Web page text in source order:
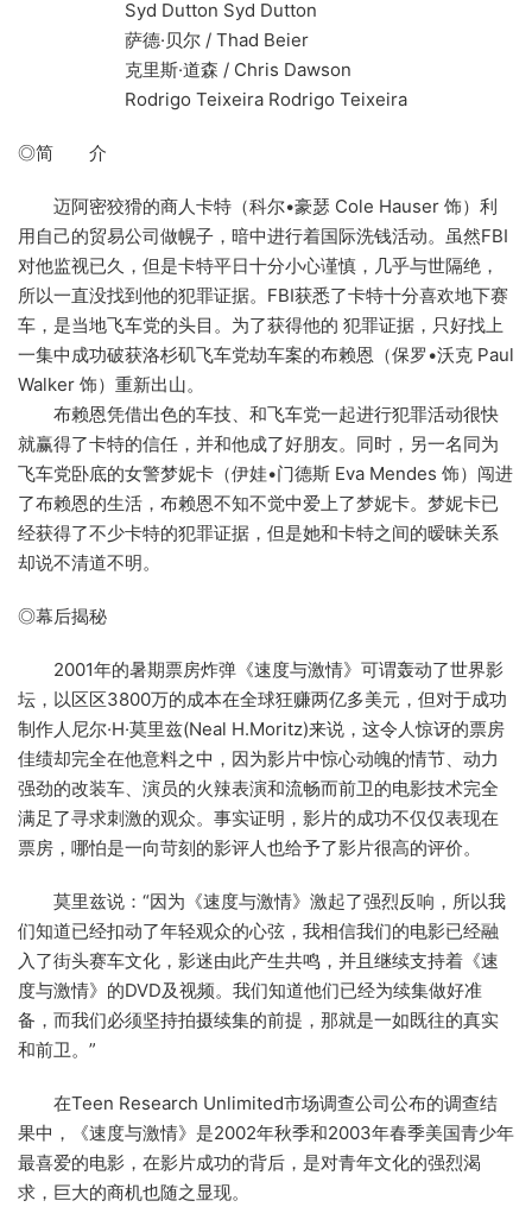
Syd Dutton Syd Dutton
萨德·贝尔 / Thad Beier
克里斯·道森 / Chris Dawson
Rodrigo Teixeira Rodrigo Teixeira
◎简 介
迈阿密狡猾的商人卡特（科尔•豪瑟 Cole Hauser 饰）利
用自己的贸易公司做幌子，暗中进行着国际洗钱活动。虽然FBI
对他监视已久，但是卡特平日十分小心谨慎，几乎与世隔绝，
所以一直没找到他的犯罪证据。FBI获悉了卡特十分喜欢地下赛
车，是当地飞车党的头目。为了获得他的 犯罪证据，只好找上
一集中成功破获洛杉矶飞车党劫车案的布赖恩（保罗•沃克 Paul
Walker 饰）重新出山。
布赖恩凭借出色的车技、和飞车党一起进行犯罪活动很快
就赢得了卡特的信任，并和他成了好朋友。同时，另一名同为
飞车党卧底的女警梦妮卡（伊娃•门德斯 Eva Mendes 饰）闯进
了布赖恩的生活，布赖恩不知不觉中爱上了梦妮卡。梦妮卡已
经获得了不少卡特的犯罪证据，但是她和卡特之间的暧昧关系
却说不清道不明。
◎幕后揭秘
2001年的暑期票房炸弹《速度与激情》可谓轰动了世界影
坛，以区区3800万的成本在全球狂赚两亿多美元，但对于成功
制作人尼尔·H·莫里兹(Neal H.Moritz)来说，这令人惊讶的票房
佳绩却完全在他意料之中，因为影片中惊心动魄的情节、动力
强劲的改装车、演员的火辣表演和流畅而前卫的电影技术完全
满足了寻求刺激的观众。事实证明，影片的成功不仅仅表现在
票房，哪怕是一向苛刻的影评人也给予了影片很高的评价。
莫里兹说：“因为《速度与激情》激起了强烈反响，所以我
们知道已经扣动了年轻观众的心弦，我相信我们的电影已经融
入了街头赛车文化，影迷由此产生共鸣，并且继续支持着《速
度与激情》的DVD及视频。我们知道他们已经为续集做好准
备，而我们必须坚持拍摄续集的前提，那就是一如既往的真实
和前卫。”
在Teen Research Unlimited市场调查公司公布的调查结
果中，《速度与激情》是2002年秋季和2003年春季美国青少年
最喜爱的电影，在影片成功的背后，是对青年文化的强烈渴
求，巨大的商机也随之显现。